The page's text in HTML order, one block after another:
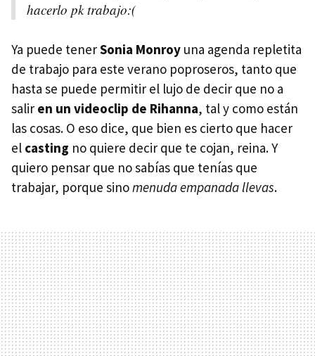
hacerlo pk trabajo:(
Ya puede tenerSonia Monroy una agenda repletita
de trabajo para este verano poproseros, tanto que
hasta se puede permitir el lujo de decir que no a
salir en un videoclip de Rihanna, tal y como están
las cosas. O eso dice, que bien es cierto que hacer
el casting no quiere decir que te cojan, reina. Y
quiero pensar que no sabías que tenías que
trabajar, porque sinomenuda empanada llevas.